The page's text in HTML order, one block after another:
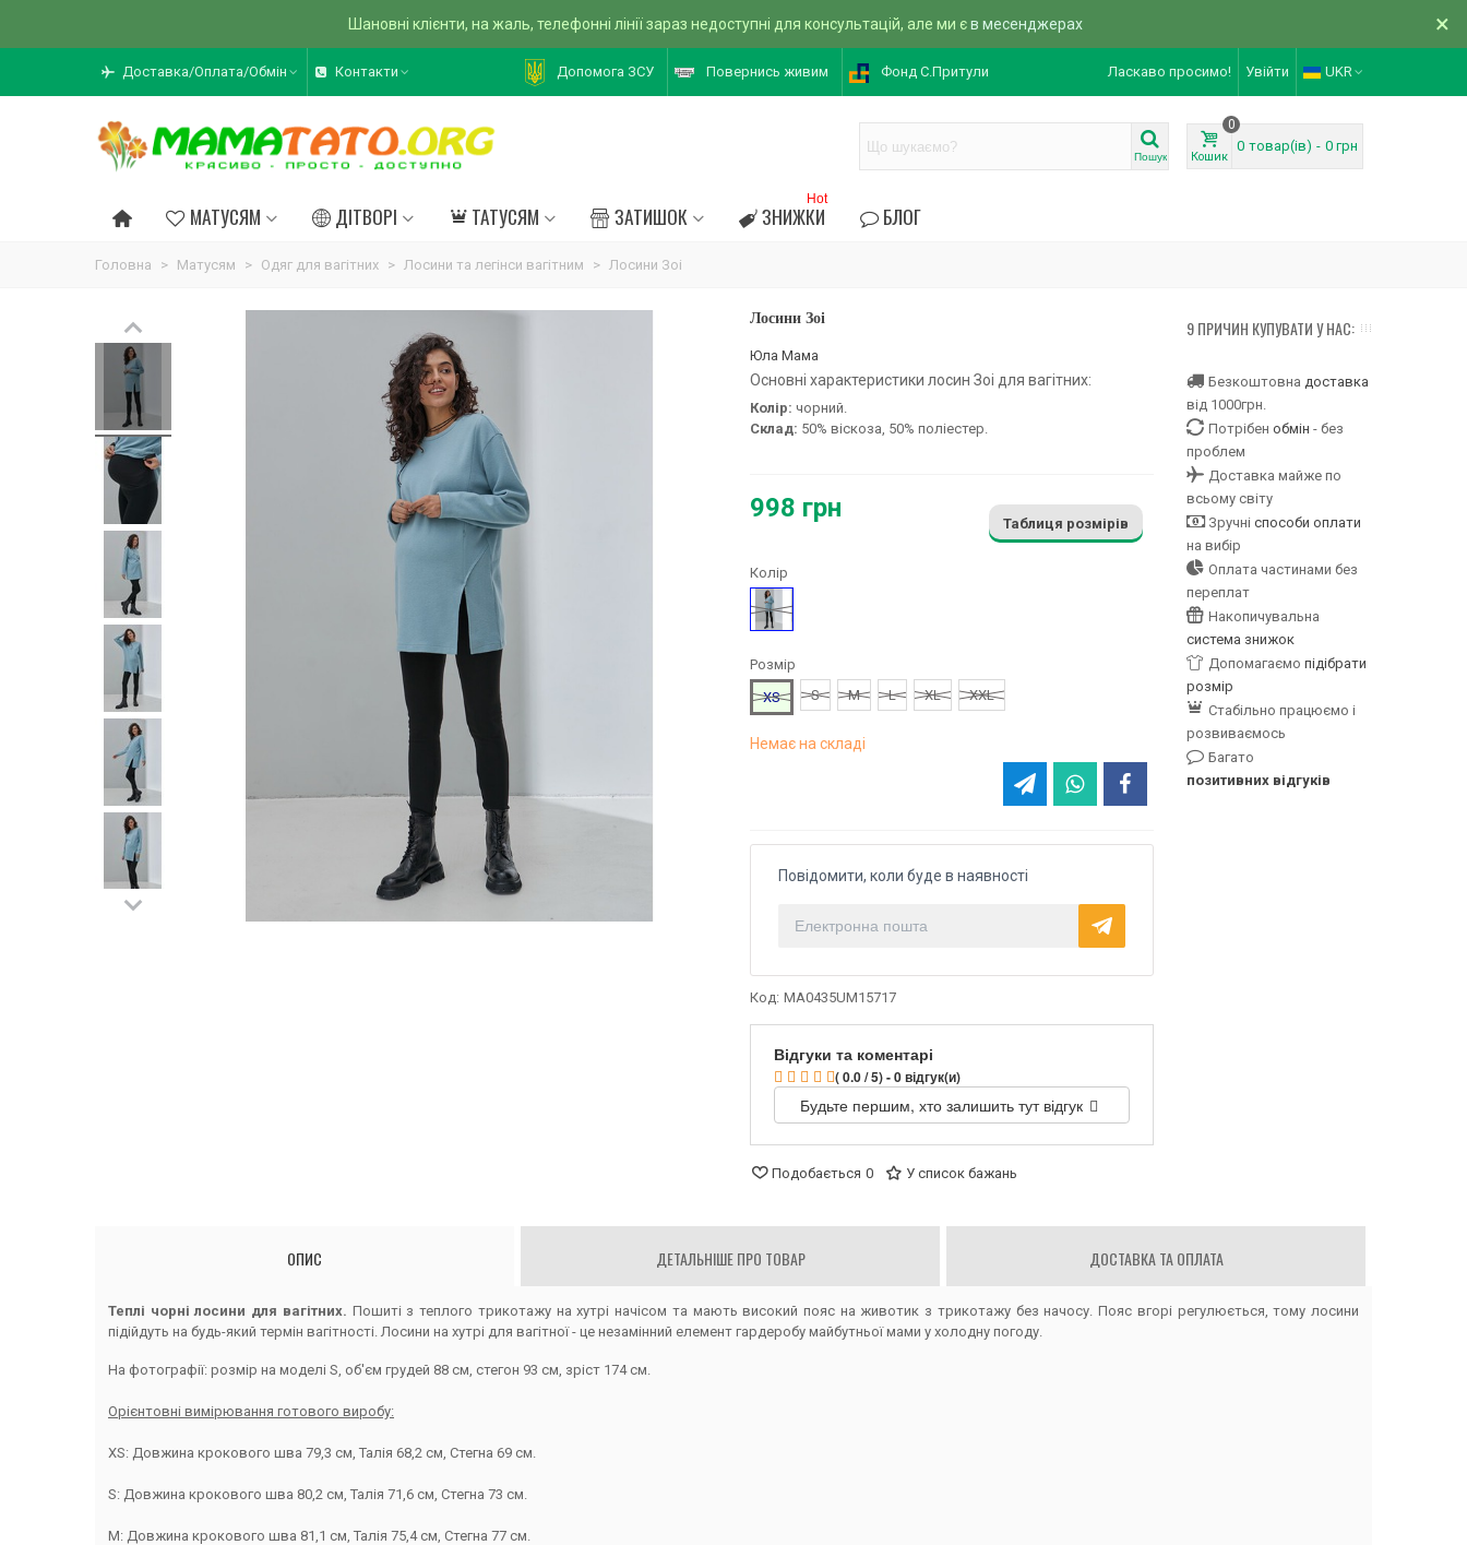
Шановні клієнти, на жаль, телефонні лінії зараз недоступні для консультацій, але ми єв месенджерах ×
Доставка/Оплата/Обмін Контакти Допомога ЗСУ Повернись живим Фонд С.Притули Ласкаво просимо! Увійти UKR
Пошук Кошик
0
0 товар(ів) - 0 грн
МАТУСЯМ ДІТВОРІ ТАТУСЯМ ЗАТИШОК ЗНИЖКИ
Hot
БЛОГ
Головна > Матусям > Одяг для вагітних > Лосини та легінси вагітним > Лосини Зоі
Лосини Зоі
Юла Мама
Основні характеристики лосин Зоі для вагітних:
Колір: чорний.
Склад: 50% віскоза, 50% поліестер.
998 грн
Таблиця розмірів
Колір
Чорний
Розмір
XS
S M L XL XXL
Немає на складі
Повідомити, коли буде в наявності
Код: MA0435UM15717
Відгуки та коментарі
( 0.0 / 5) - 0 відгук(и)
Будьте першим, хто залишить тут відгук
Подобається 0 У список бажань
9 ПРИЧИН КУПУВАТИ У НАС:
Безкоштовна доставка
від 1000грн.
Потрібен обмін - без
проблем
Доставка майже по
всьому світу
Зручні способи оплати
на вибір
Оплата частинами без
переплат
Накопичувальна
система знижок
Допомагаємо підібрати
розмір
Стабільно працюємо і
розвиваємось
Багато
позитивних відгуків
ОПИС ДЕТАЛЬНІШЕ ПРО ТОВАР ДОСТАВКА ТА ОПЛАТА
Теплі чорні лосини для вагітних. Пошиті з теплого трикотажу на хутрі начісом та мають високий пояс на животик з трикотажу без начосу. Пояс вгорі регулюється, тому лосини
підійдуть на будь-який термін вагітності. Лосини на хутрі для вагітної - це незамінний елемент гардеробу майбутньої мами у холодну погоду.
На фотографії: розмір на моделі S, об'єм грудей 88 см, стегон 93 см, зріст 174 см.
Орієнтовні вимірювання готового виробу:
XS: Довжина крокового шва 79,3 см, Талія 68,2 см, Стегна 69 см.
S: Довжина крокового шва 80,2 см, Талія 71,6 см, Стегна 73 см.
M: Довжина крокового шва 81,1 см, Талія 75,4 см, Стегна 77 см.